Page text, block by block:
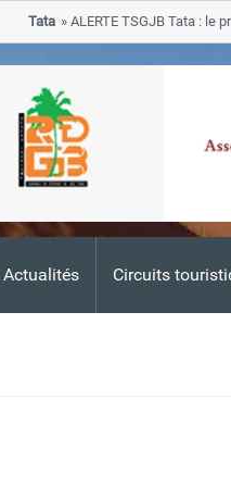
Actualités Circuits
ALERTE TSGJB Tata : le
progresse dans les zones sinistrees